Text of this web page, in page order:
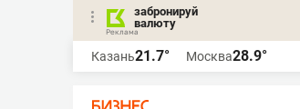
забронируй
валюту
Казань21.7° Москва28.9°